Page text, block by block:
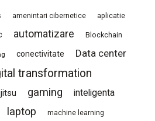
amenintari cibernetice aplicatie
automatizare Blockchain
conectivitate Data center
transformation
gaming
inteligenta
laptop machine learning